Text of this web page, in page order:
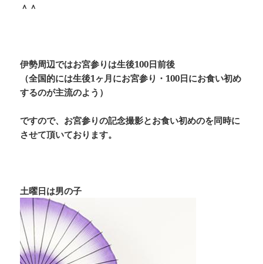
＾＾
伊勢周辺ではお宮参りは生後100日前後
（全国的には生後1ヶ月にお宮参り・100日にお食い初め
するのが主流のよう）
ですので、お宮参りの記念撮影とお食い初めのを同時に
させて頂いております。
土曜日は男の子